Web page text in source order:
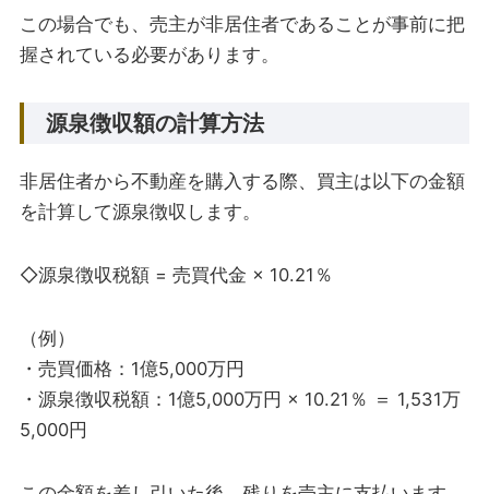
この場合でも、売主が非居住者であることが事前に把
握されている必要があります。
源泉徴収額の計算方法
非居住者から不動産を購入する際、買主は以下の金額
を計算して源泉徴収します。
◇源泉徴収税額 = 売買代金 × 10.21％
（例）
・売買価格：1億5,000万円
・源泉徴収税額：1億5,000万円 × 10.21％ ＝ 1,531万
5,000円